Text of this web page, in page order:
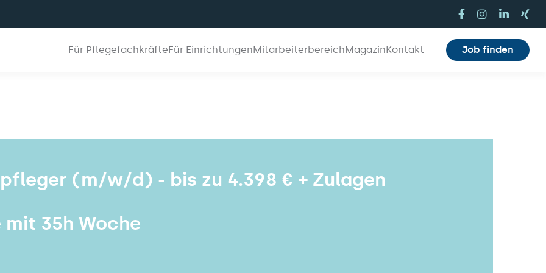
Für PflegefachkräfteFür EinrichtungenMitarbeiterbereichMagazinKontakt Job finden
(m/w/d) - bis zu 4.398 € + Zulagen
35h Woche